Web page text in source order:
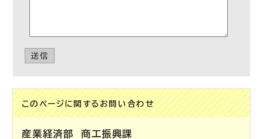
送信
このページに関する お問い合わせ
産業経済部商工振興課